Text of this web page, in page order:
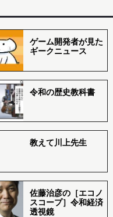
ゲーム開発者が見た
ギークニュース
令和の歴史教科書
教えて川上先生
佐藤治彦の［エコノ
スコープ］令和経済
透視鏡